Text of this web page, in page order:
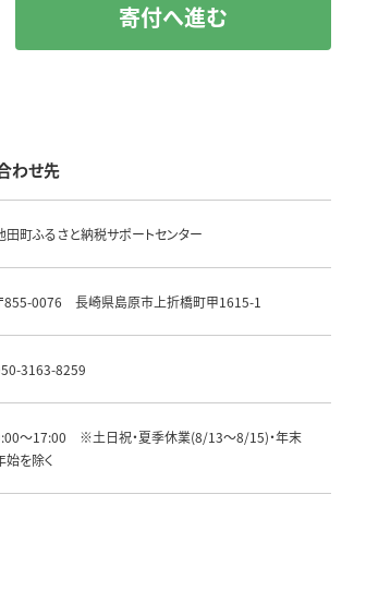
寄付へ進む
わせ先
田町ふるさと納税サポートセンター
855-0076　長崎県島原市上折橋町甲1615-1
3163-8259
～17:00　※土日祝・夏季休業(8/13～8/15)・年末
始を除く